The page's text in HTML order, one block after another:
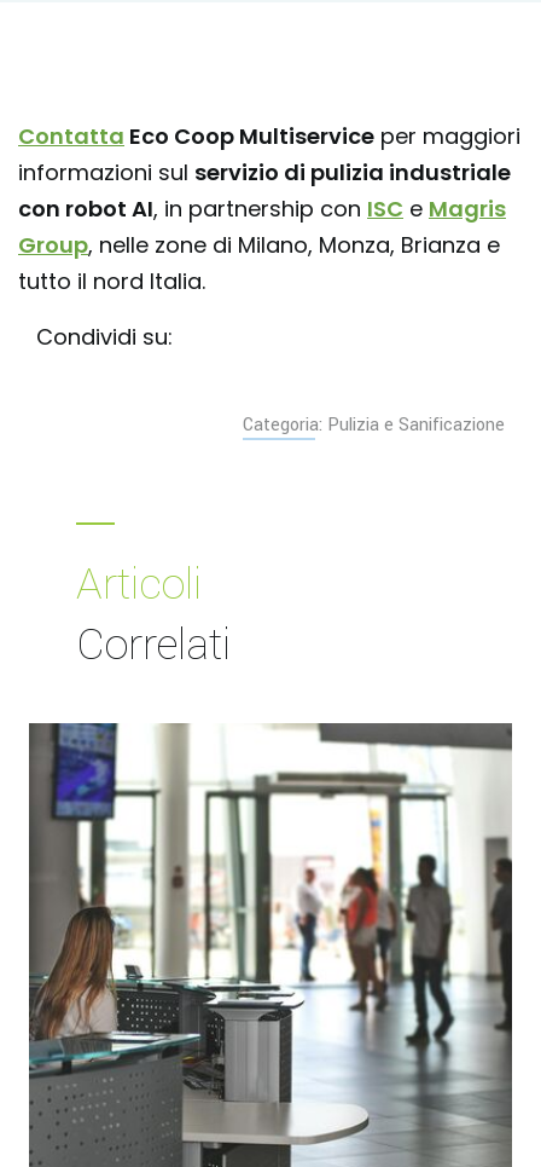
Contatta Eco Coop Multiservice per maggiori
informazioni sul servizio di pulizia industriale
con robot AI, in partnership con ISC e Magris
Group, nelle zone di Milano, Monza, Brianza e
tutto il nord Italia.
Condividi su:
Categoria: Pulizia e Sanificazione
Articoli
Correlati